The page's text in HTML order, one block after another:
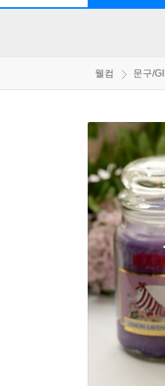
웰컴 문구/